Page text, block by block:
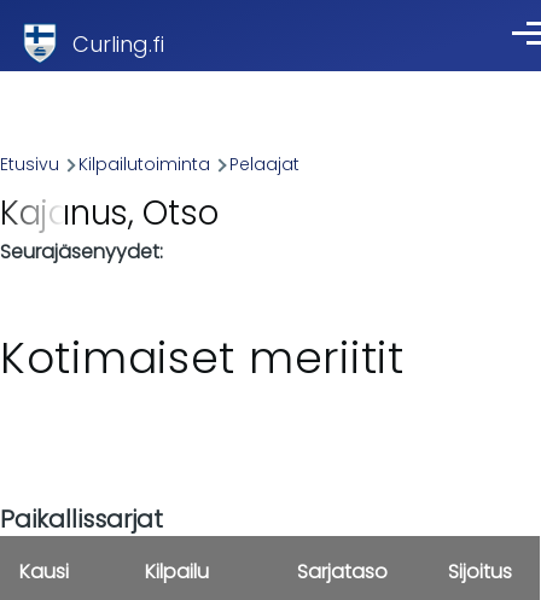
Curling.fi
Breadcrumb
Etusivu Kilpailutoiminta Pelaajat
Kajanus, Otso
Seurajäsenyydet
Kotimaiset meriitit
Paikallissarjat
Kausi Kilpailu Sarjataso Sijoitus